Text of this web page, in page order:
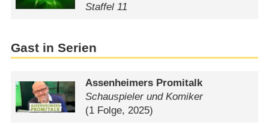
Staffel 11
Gast in Serien
Assenheimers Promitalk
Schauspieler und Komiker
(1 Folge, 2025)